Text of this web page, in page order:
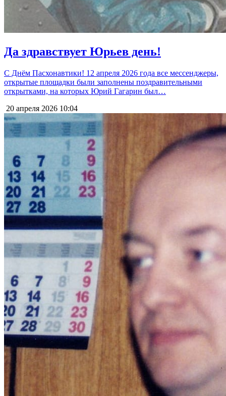
Да здравствует Юрьев день!
С Днём Пасхонавтики! 12 апреля 2026 года все мессенджеры,
открытые площадки были заполнены поздравительными
открытками, на которых Юрий Гагарин был…
20 апреля 2026 10:04